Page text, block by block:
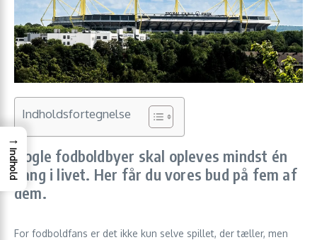
Indholdsfortegnelse
Nogle fodboldbyer skal opleves mindst én
gang i livet. Her får du vores bud på fem af
dem.
For fodboldfans er det ikke kun selve spillet, der tæller, men
→
Indhold